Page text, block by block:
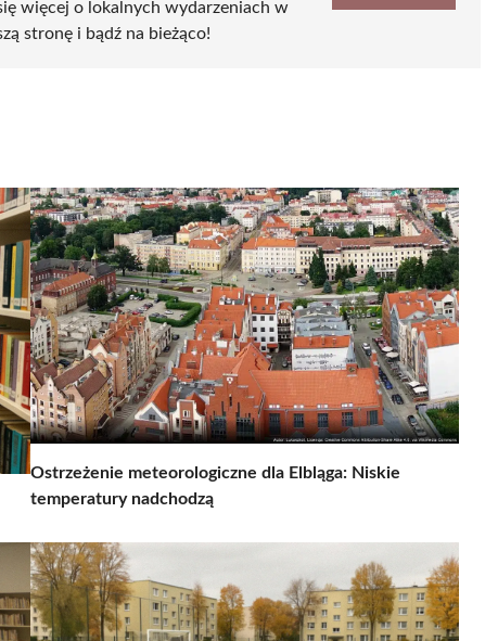
więcej o lokalnych wydarzeniach w
stronę i bądź na bieżąco!
Ostrzeżenie meteorologiczne dla Elbląga: Niskie
temperatury nadchodzą